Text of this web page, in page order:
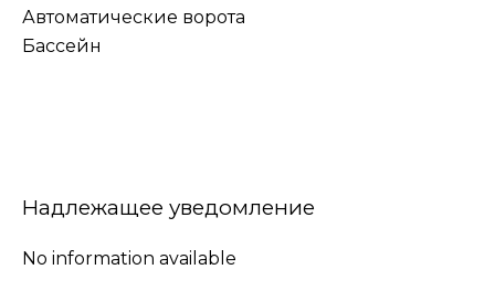
Автоматические ворота
Бассейн
Надлежащее уведомление
No information available